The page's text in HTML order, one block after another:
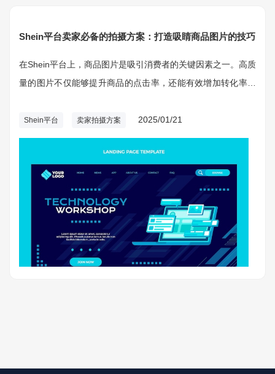
Shein平台卖家必备的拍摄方案：打造吸睛商品图片的技巧
在Shein平台上，商品图片是吸引消费者的关键因素之一。高质
量的图片不仅能够提升商品的点击率，还能有效增加转化率。
必备技能。
Shein平台 卖家拍摄方案 2025/01/21